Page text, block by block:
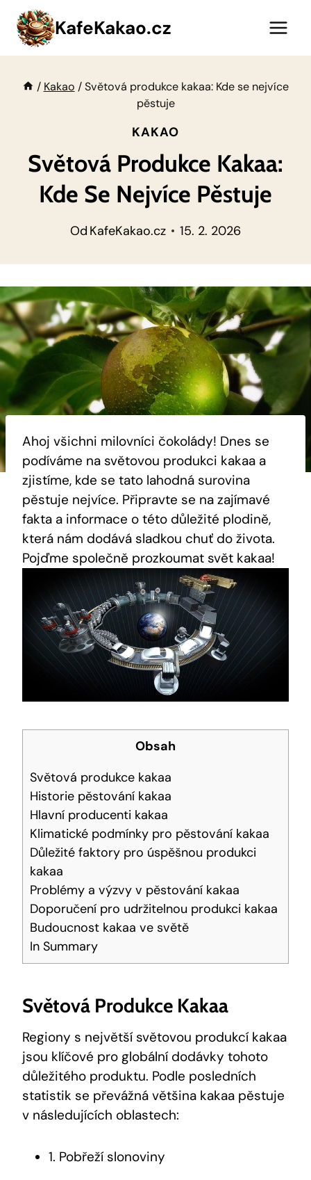
Přeskočit
obsah
KafeKakao.cz
/ Kakao / Světová produkce kakaa: Kde se nejvíce
pěstuje
KAKAO
Světová Produkce Kakaa:
Kde Se Nejvíce Pěstuje
Od KafeKakao.cz 15. 2. 2026
Ahoj všichni milovníci čokolády! Dnes se
podíváme na světovou produkci kakaa a
zjistíme, kde se tato lahodná surovina
pěstuje nejvíce. Připravte se na zajímavé
fakta a informace o této důležité plodině,
která nám dodává sladkou chuť do života.
Pojďme společně prozkoumat svět kakaa!
Obsah
Světová produkce kakaa
Historie pěstování kakaa
Hlavní producenti kakaa
Klimatické podmínky pro pěstování kakaa
Důležité faktory pro úspěšnou produkci
kakaa
Problémy a výzvy v pěstování kakaa
Doporučení pro udržitelnou produkci kakaa
Budoucnost kakaa ve světě
In Summary
Světová Produkce Kakaa
Regiony s největší světovou produkcí kakaa
jsou klíčové pro globální dodávky tohoto
důležitého produktu. Podle posledních
statistik se převážná většina kakaa pěstuje
v následujících oblastech:
1. Pobřeží slonoviny